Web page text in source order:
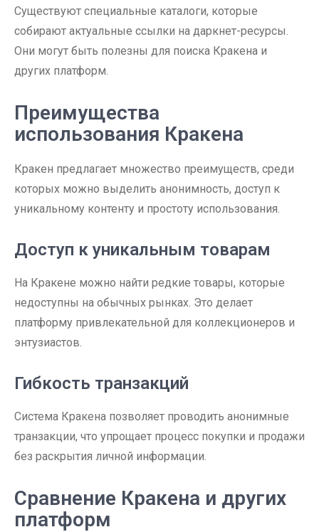
Существуют специальные каталоги, которые
собирают актуальные ссылки на даркнет-ресурсы.
Они могут быть полезны для поиска Кракена и
других платформ.
Преимущества
использования Кракена
Кракен предлагает множество преимуществ, среди
которых можно выделить анонимность, доступ к
уникальному контенту и простоту использования.
Доступ к уникальным товарам
На Кракене можно найти редкие товары, которые
недоступны на обычных рынках. Это делает
платформу привлекательной для коллекционеров и
энтузиастов.
Гибкость транзакций
Система Кракена позволяет проводить анонимные
транзакции, что упрощает процесс покупки и продажи
без раскрытия личной информации.
Сравнение Кракена и других
платформ